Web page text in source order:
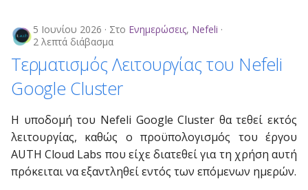
α
ν
α
ή
τ
5 Ιουνίου 2026 Στο Ενημερώσεις, Nefeli
2 λεπτά διάβασμα
Τερματισμός Λειτουργίας του Nefeli
Google Cluster
Η υποδομή του Nefeli Google Cluster θα τεθεί εκτός
λειτουργίας, καθώς ο προϋπολογισμός του έργου
AUTH Cloud Labs που είχε διατεθεί για τη χρήση αυτή
πρόκειται να εξαντληθεί εντός των επόμενων ημερών.